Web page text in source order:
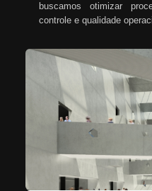
buscamos otimizar
controle e qualidade